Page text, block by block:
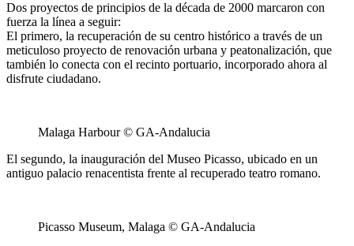
Dos proyectos de principios de la década de 2000 marcaron con
fuerza la línea a seguir:
El primero, la recuperación de su centro histórico a través de un
meticuloso proyecto de renovación urbana y peatonalización, que
también lo conecta con el recinto portuario, incorporado ahora al
disfrute ciudadano.
Malaga Harbour © GA-Andalucia
El segundo, la inauguración del Museo Picasso, ubicado en un
antiguo palacio renacentista frente al recuperado teatro romano.
Picasso Museum, Malaga © GA-Andalucia